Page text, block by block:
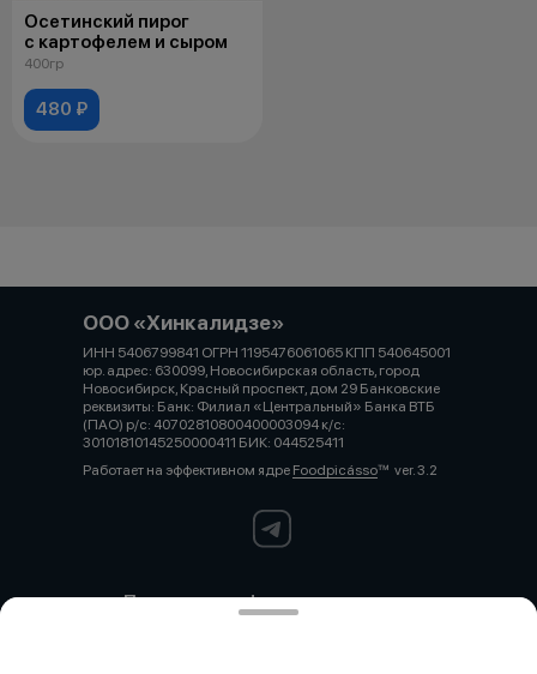
Осетинский пирог
с картофелем и сыром
400гр
480 ₽
ООО «Хинкалидзе»
ИНН 5406799841 ОГРН 1195476061065 КПП 540645001
юр. адрес: 630099, Новосибирская область, город
Новосибирск, Красный проспект, дом 29 Банковские
реквизиты: Банк: Филиал «Центральный» Банка ВТБ
(ПАО) р/с: 40702810800400003094 к/с:
30101810145250000411 БИК: 044525411
Работает на эффективном ядре Foodpicássover. 3.2
Политика конфиденциальности